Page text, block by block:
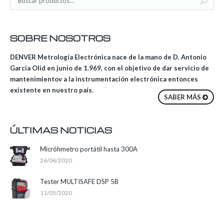
SOBRE NOSOTROS
DENVER Metrología Electrónica nace de la mano de D. Antonio
García Olid en junio de 1.969, con el objetivo de dar servicio de
mantenimientov a la instrumentación electrónica entonces
existente en nuestro país.
SABER MÁS
ÚLTIMAS NOTICIAS
Micróhmetro portátil hasta 300A
26/06/2020
Tester MULTISAFE DSP 5B
11/05/2020